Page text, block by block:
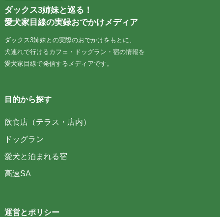
ダックス3姉妹と巡る！
愛犬家目線の実録おでかけメディア
ダックス3姉妹との実際のおでかけをもとに、
犬連れで行けるカフェ・ドッグラン・宿の情報を
愛犬家目線で発信するメディアです。
目的から探す
飲食店（テラス・店内）
ドッグラン
愛犬と泊まれる宿
高速SA
運営とポリシー